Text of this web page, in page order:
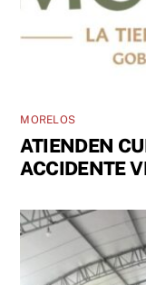
MORELOS
ATIENDEN
ACCIDENTE